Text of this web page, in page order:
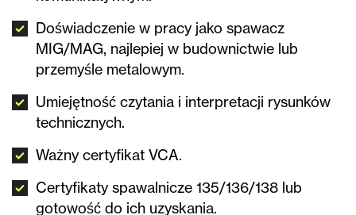
Doświadczenie w pracy jako spawacz
MIG/MAG, najlepiej w budownictwie lub
przemyśle metalowym.
Umiejętność czytania i interpretacji rysunków
technicznych.
Ważny certyfikat VCA.
Certyfikaty spawalnicze 135/136/138 lub
gotowość do ich uzyskania.